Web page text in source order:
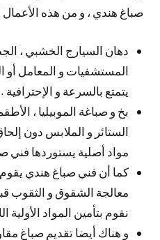
صباغ هندي ، و من هذه
دهان السيارج الخشبي ،
المستشفيات و المعامل أو
يتمتع بالسرعة و الإحترافية .
بخ و صباغة الموبيليا ،
الستائر و الملابس دون
مواد أصلية يستوردها فني
كما أن فني صباغ هندي يقوم
معالجة الشقوق و الثقوب قبل
نقوم بتأمين المواد الأولية
و هناك أيضا تقديم صباغ